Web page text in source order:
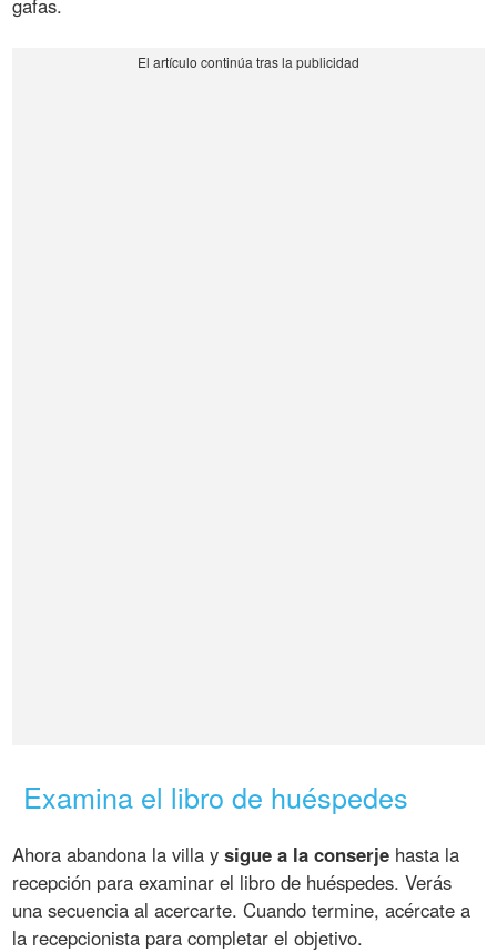
Examina el libro de huéspedes
Ahora abandona la villa ysigue a la conserje hasta la
recepción para examinar el libro de huéspedes. Verás
una secuencia al acercarte. Cuando termine, acércate a
la recepcionista para completar el objetivo.